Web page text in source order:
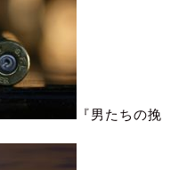
『男たちの挽